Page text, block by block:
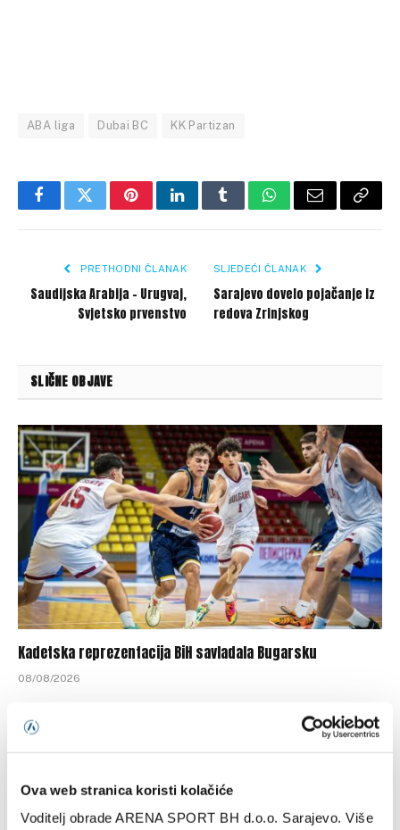
Ova web stranica koristi kolačiće
Voditelj obrade ARENA SPORT BH d.o.o. Sarajevo. Više
ABA liga Dubai BC KK Partizan
FacebookTwitterPinterestLinkedInTumblrWhatsApp
Email Copy
PRETHODNI ČLANAK
Saudijska Arabija – Urugvaj,
Svjetsko prvenstvo
SLJEDEĆI ČLANAK
Sarajevo dovelo pojačanje iz
redova Zrinjskog
SLIČNE OBJAVE
Kadetska reprezentacija BiH savladala Bugarsku
08/08/2026